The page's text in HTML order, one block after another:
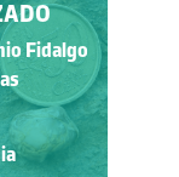
DA
E DA
DO
Fidalgo
Fidalgo